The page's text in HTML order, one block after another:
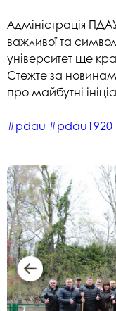
Адміністрація
важливої та
університет ще
Стежте за
про майбутні
#pdau #pdau1920